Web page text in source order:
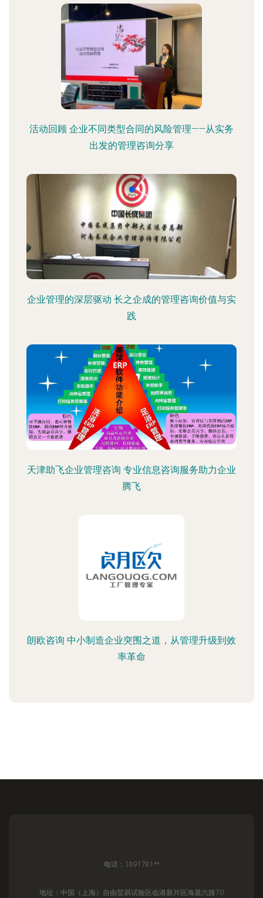
活动回顾 企业不同类型合同的风险管理——从实务
出发的管理咨询分享
企业管理的深层驱动 长之企成的管理咨询价值与实
践
天津助飞企业管理咨询 专业信息咨询服务助力企业
腾飞
朗欧咨询 中小制造企业突围之道，从管理升级到效
率革命
电话：1891781**
地址：中国（上海）自由贸易试验区临港新片区海基六路70